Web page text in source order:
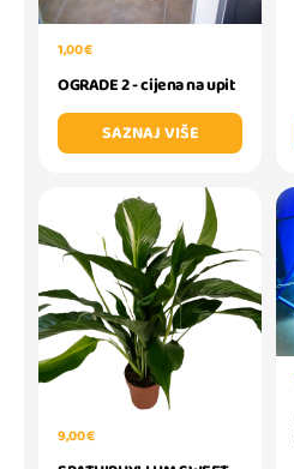
1,00 €
OGRADE 2 - cijena na upit
SAZNAJ VIŠE
9,00 €